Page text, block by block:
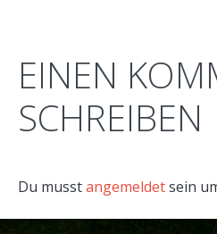
EINEN
SCHREIBEN
Du musstangemeldetsein